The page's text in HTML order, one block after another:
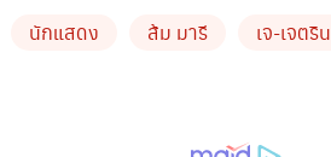
นักแสดง ส้ม มารี
เจ-เจตริน